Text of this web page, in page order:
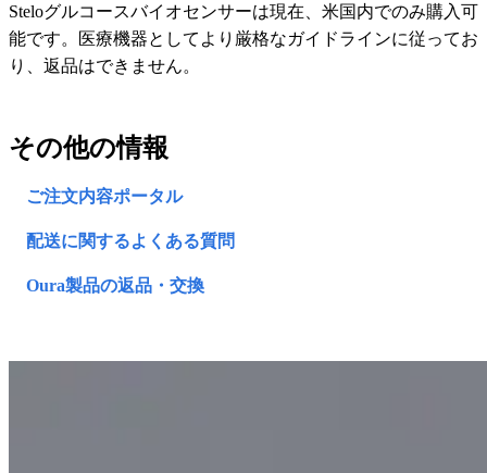
Steloグルコースバイオセンサーは現在、米国内でのみ購入可
能です。医療機器としてより厳格なガイドラインに従ってお
り、返品はできません。
その他の情報
ご注文内容ポータル
配送に関するよくある質問
Oura製品の返品・交換